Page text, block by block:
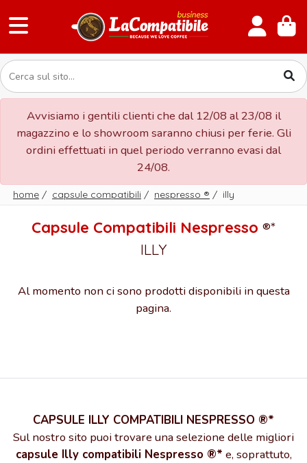
Avvisiamo i gentili clienti che dal 12/08 al 23/08 il
magazzino e lo showroom saranno chiusi per ferie. Gli
ordini effettuati in quel periodo verranno evasi dal
24/08.
home / capsule compatibili / nespresso ® / illy
Capsule Compatibili Nespresso ®*
ILLY
Al momento non ci sono prodotti disponibili in questa
pagina.
CAPSULE ILLY COMPATIBILI NESPRESSO ®*
Sul nostro sito puoi trovare una selezione delle migliori
capsule Illy compatibili Nespresso ®* e, soprattuto,